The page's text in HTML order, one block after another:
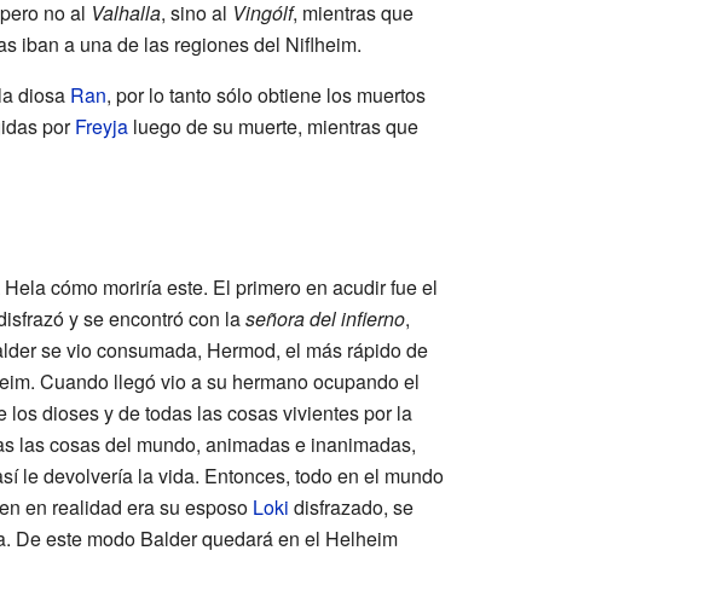
no al Valhalla, sino al Vingólf, mientras que
iban a una de las regiones del Niflheim.
diosa Ran, por lo tanto sólo obtiene los muertos
porFreyjaluego de su muerte, mientras que
cómo moriría este. El primero en acudir fue el
y se encontró con laseñora del infierno,
se vio consumada, Hermod, el más rápido de
Cuando llegó vio a su hermano ocupando el
dioses y de todas las cosas vivientes por la
las cosas del mundo, animadas e inanimadas,
le devolvería la vida. Entonces, todo en el mundo
en realidad era su esposo Loki disfrazado, se
De este modo Balder quedará en el Helheim